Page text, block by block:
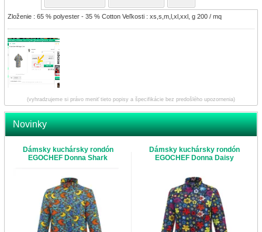
Zloženie : 65 % polyester - 35 % Cotton Veľkosti : xs,s,m,l,xl,xxl, g 200 / mq
(vyhradzujeme si právo meniť tieto popisy a špecifikácie bez predošlého upozornenia)
Novinky
Dámsky kuchársky rondón
EGOCHEF Donna Shark
Dámsky kuchársky rondón
EGOCHEF Donna Daisy